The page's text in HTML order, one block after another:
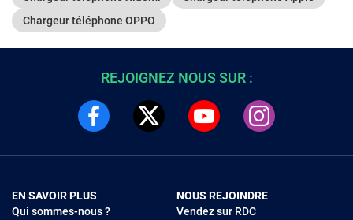
Chargeur téléphone OPPO
REJOIGNEZ NOUS SUR :
EN SAVOIR PLUS
Qui sommes-nous ?
NOUS REJOINDRE
Vendez sur RDC